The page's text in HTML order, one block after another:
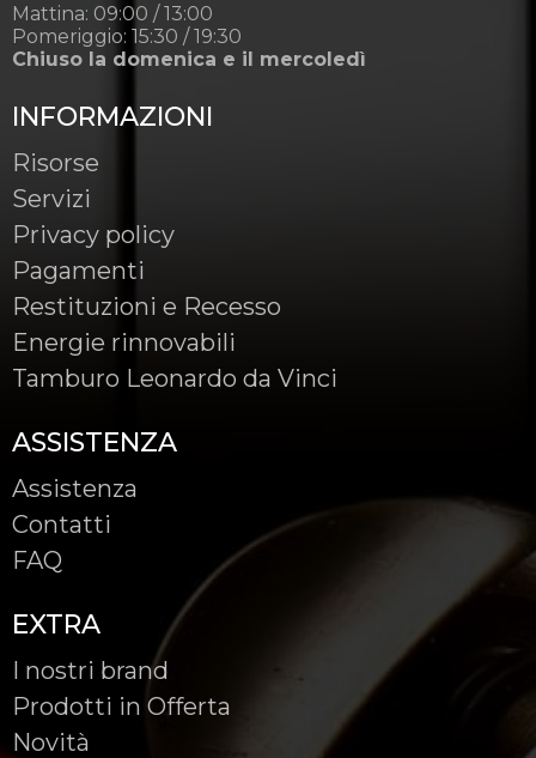
Mattina: 09:00 / 13:00
Pomeriggio: 15:30 / 19:30
Chiuso la domenica e il mercoledì
INFORMAZIONI
Risorse
Servizi
Privacy policy
Pagamenti
Restituzioni e Recesso
Energie rinnovabili
Tamburo Leonardo da Vinci
ASSISTENZA
Assistenza
Contatti
FAQ
EXTRA
I nostri brand
Prodotti in Offerta
Novità